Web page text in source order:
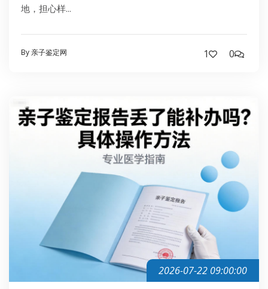
地，担心样...
By 亲子鉴定网 1 0
2026-07-22 09:00:00